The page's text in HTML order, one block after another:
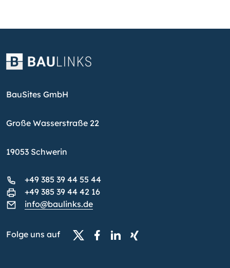
BauSites GmbH
Große Wasserstraße 22
19053 Schwerin
+49 385 39 44 55 44
+49 385 39 44 42 16
info@baulinks.de
Folge uns auf